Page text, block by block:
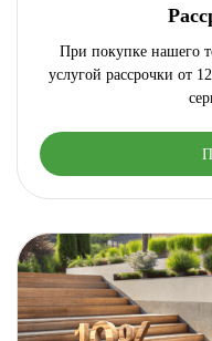
При покупке нашего
услугой рассрочки от